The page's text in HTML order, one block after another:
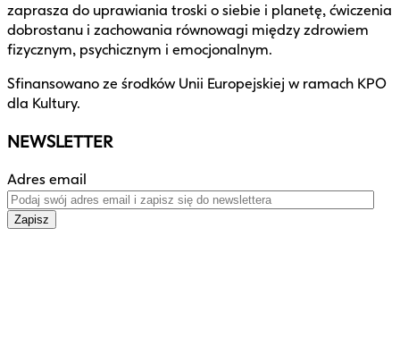
zaprasza do uprawiania troski o siebie i planetę, ćwiczenia
dobrostanu i zachowania równowagi między zdrowiem
fizycznym, psychicznym i emocjonalnym.
Sfinansowano ze środków Unii Europejskiej w ramach KPO
dla Kultury.
NEWSLETTER
Adres email
Zapisz